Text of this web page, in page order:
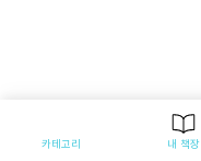
카테고리 내 책장